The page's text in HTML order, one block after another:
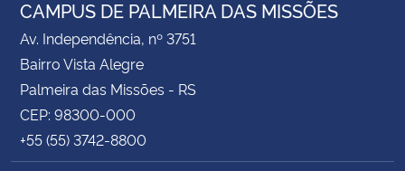
CAMPUS DE PALMEIRA DAS MISSÕES
Av. Independência, nº 3751
Bairro Vista Alegre
Palmeira das Missões - RS
CEP: 98300-000
+55 (55) 3742-8800